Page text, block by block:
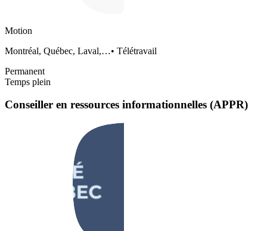
Motion
Montréal, Québec, Laval,…• Télétravail
Permanent
Temps plein
Conseiller en ressources informationnelles (APPR)